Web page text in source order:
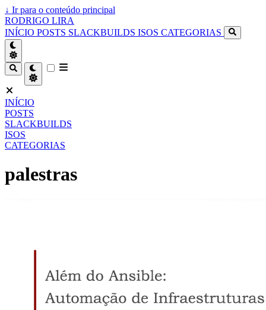
↓ Ir para o conteúdo principal
RODRIGO LIRA
INÍCIO POSTS SLACKBUILDS ISOS CATEGORIAS
INÍCIO
POSTS
SLACKBUILDS
ISOS
CATEGORIAS
palestras